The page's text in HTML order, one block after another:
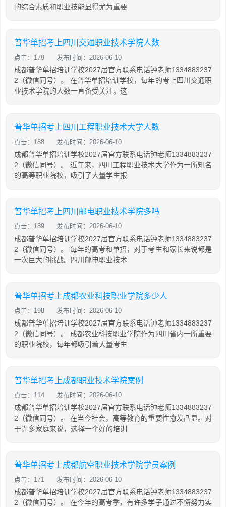
的综合素质和职业技能显得尤为重要
普华单招考上四川交通职业技术学院人数
点击：179 发布时间：2026-06-10
成都普华单招培训学校2027届官方联系电话钟老师1334883237
2（微信同号）。 在普华单招培训学校，每年的考上四川交通职
业技术学院的人数一直备受关注。这
普华单招考上四川工程职业技术大学人数
点击：188 发布时间：2026-06-10
成都普华单招培训学校2027届官方联系电话钟老师1334883237
2（微信同号）。 近年来，四川工程职业技术大学作为一所知名
的高等职业院校，吸引了大量学生报
普华单招考上四川邮电职业技术学院多吗
点击：189 发布时间：2026-06-10
成都普华单招培训学校2027届官方联系电话钟老师1334883237
2（微信同号）。 每年的高考和单招，对于考生和家长来说都是
一次巨大的挑战。四川邮电职业技术
普华单招考上成都农业科技职业学院多少人
点击：198 发布时间：2026-06-10
成都普华单招培训学校2027届官方联系电话钟老师1334883237
2（微信同号）。 成都农业科技职业学院作为四川省内一所重要
的职业院校，每年都吸引着大量考生
普华单招考上成都职业技术学院案例
点击：114 发布时间：2026-06-10
成都普华单招培训学校2027届官方联系电话钟老师1334883237
2（微信同号）。 在当今社会，高等教育的重要性愈发凸显。对
于许多家庭来说，选择一个好的培训
普华单招考上成都航空职业技术学院学员案例
点击：171 发布时间：2026-06-10
成都普华单招培训学校2027届官方联系电话钟老师1334883237
2（微信同号）。 在今年的高考季，有许多学子通过不懈努力实